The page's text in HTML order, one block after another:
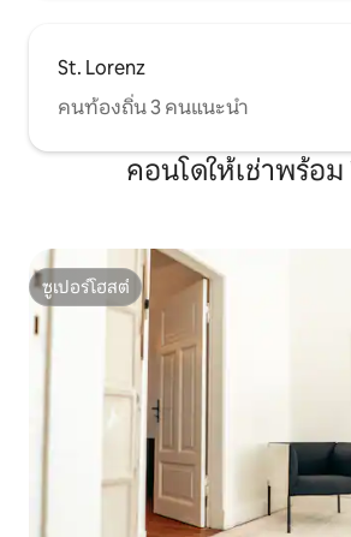
St. Lorenz
คนท้องถิ่น 3 คนแนะนำ
คอนโดให้เช่าพร้อม
ซูเปอร์โฮสต์
ซูเปอร์โฮสต์